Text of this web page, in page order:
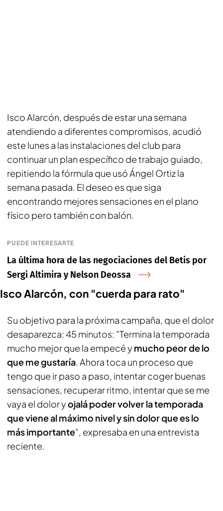
Isco Alarcón, después de estar una semana
atendiendo a diferentes compromisos, acudió
este lunes a las instalaciones del club para
continuar un plan específico de trabajo guiado,
repitiendo la fórmula que usó Ángel Ortiz la
semana pasada. El deseo es que siga
encontrando mejores sensaciones en el plano
físico pero también con balón.
PUEDE INTERESARTE
La última hora de las negociaciones del Betis por
Sergi Altimira y Nelson Deossa
Isco Alarcón, con "cuerda para rato"
Su objetivo para la próxima campaña, que el dolor
desaparezca: 45 minutos: "Termina la temporada
mucho mejor que la empecé y mucho peor de lo
que me gustaría. Ahora toca un proceso que
tengo que ir paso a paso, intentar coger buenas
sensaciones, recuperar ritmo, intentar que se me
vaya el dolor yojalá poder volver la temporada
que viene al máximo nivel y sin dolor que es lo
más importante", expresaba en una entrevista
reciente.